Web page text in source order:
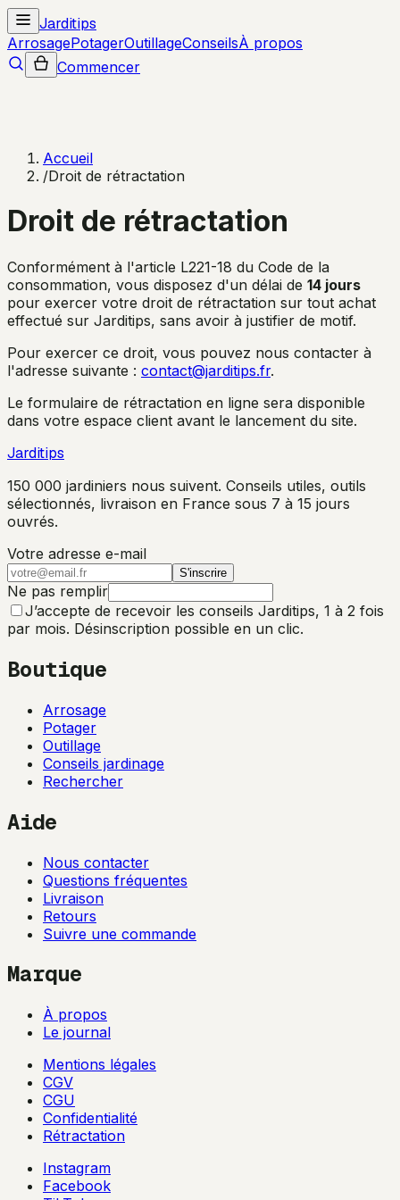
Jarditips
ArrosagePotagerOutillageConseilsÀ propos
Commencer
Accueil
/Droit de rétractation
Droit de rétractation
Conformément à l'article L221-18 du Code de la
consommation, vous disposez d'un délai de 14 jours
pour exercer votre droit de rétractation sur tout achat
effectué sur Jarditips, sans avoir à justifier de motif.
Pour exercer ce droit, vous pouvez nous contacter à
l'adresse suivante : contact@jarditips.fr.
Le formulaire de rétractation en ligne sera disponible
dans votre espace client avant le lancement du site.
Jarditips
150 000 jardiniers nous suivent. Conseils utiles, outils
sélectionnés, livraison en France sous 7 à 15 jours
ouvrés.
Votre adresse e-mail
S'inscrire
Ne pas remplir
J’accepte de recevoir les conseils Jarditips, 1 à 2 fois
par mois. Désinscription possible en un clic.
Boutique
Arrosage
Potager
Outillage
Conseils jardinage
Rechercher
Aide
Nous contacter
Questions fréquentes
Livraison
Retours
Suivre une commande
Marque
À propos
Le journal
Mentions légales
CGV
CGU
Confidentialité
Rétractation
Instagram
Facebook